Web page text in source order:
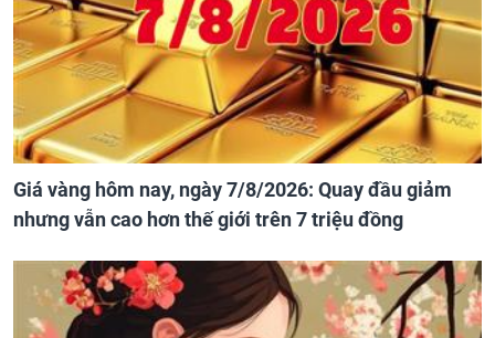
Giá vàng hôm nay, ngày 7/8/2026: Quay đầu giảm
nhưng vẫn cao hơn thế giới trên 7 triệu đồng